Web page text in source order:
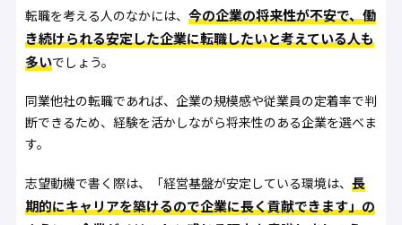
転職を考える人のなかには、 今の企業の将来性が不安で、働
き続けられる安定した企業に転職したいと考えている人も
多いでしょう。
同業他社の転職であれば、企業の規模感や従業員の定着率で判
断できるため、経験を活かしながら将来性のある企業を選べま
す。
志望動機で書く際は、「経営基盤が安定している環境は、 長
期的にキャリアを築けるので企業に長く貢献できます」の